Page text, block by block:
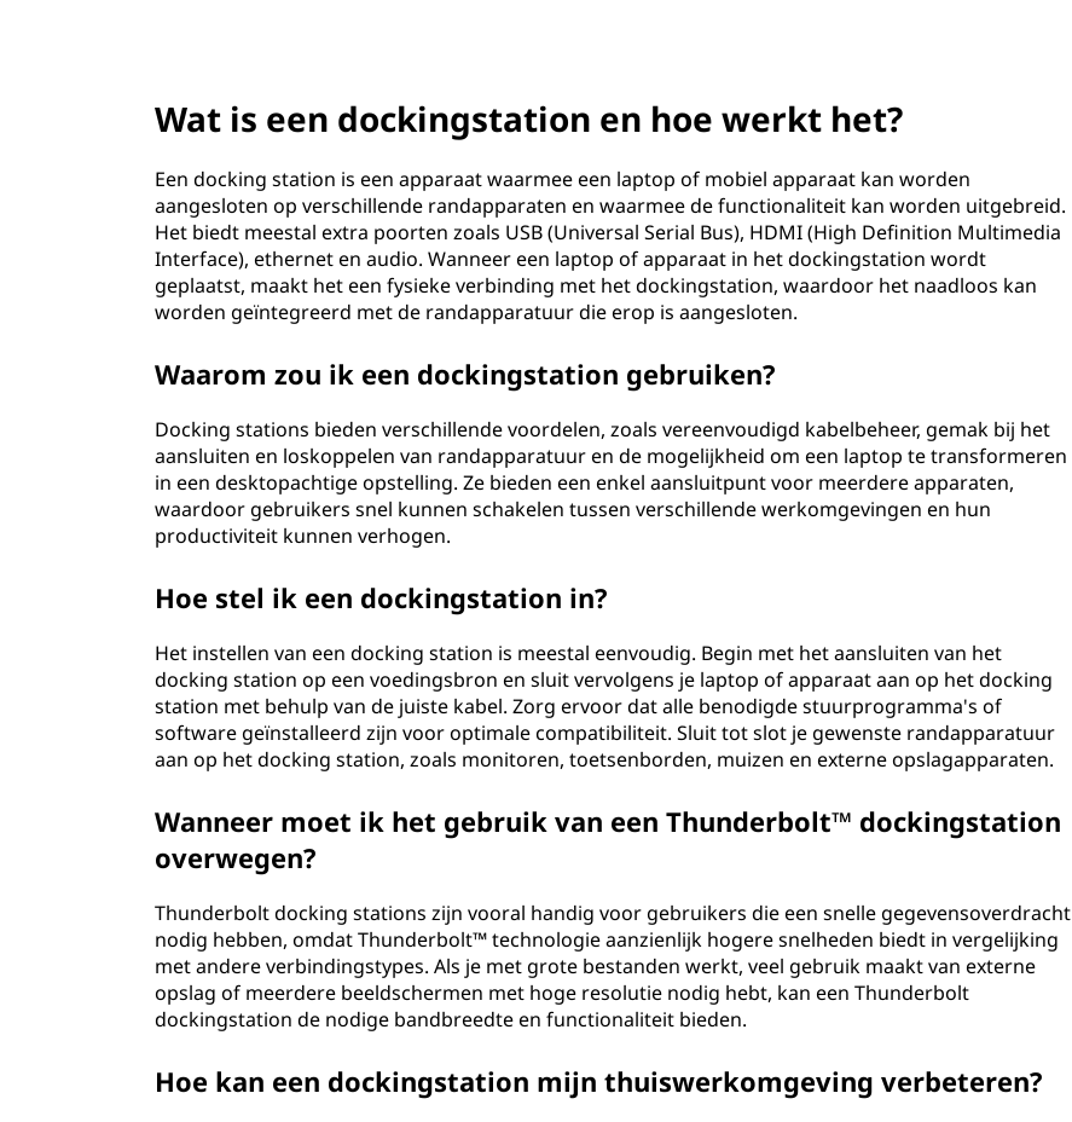
Wat is een dockingstation en hoe werkt het?
Een docking station is een apparaat waarmee een laptop of mobiel apparaat kan worden
aangesloten op verschillende randapparaten en waarmee de functionaliteit kan worden uitgebreid.
Het biedt meestal extra poorten zoals USB (Universal Serial Bus), HDMI (High Definition Multimedia
Interface), ethernet en audio. Wanneer een laptop of apparaat in het dockingstation wordt
geplaatst, maakt het een fysieke verbinding met het dockingstation, waardoor het naadloos kan
worden geïntegreerd met de randapparatuur die erop is aangesloten.
Waarom zou ik een dockingstation gebruiken?
Docking stations bieden verschillende voordelen, zoals vereenvoudigd kabelbeheer, gemak bij het
aansluiten en loskoppelen van randapparatuur en de mogelijkheid om een laptop te transformeren
in een desktopachtige opstelling. Ze bieden een enkel aansluitpunt voor meerdere apparaten,
waardoor gebruikers snel kunnen schakelen tussen verschillende werkomgevingen en hun
productiviteit kunnen verhogen.
Hoe stel ik een dockingstation in?
Het instellen van een docking station is meestal eenvoudig. Begin met het aansluiten van het
docking station op een voedingsbron en sluit vervolgens je laptop of apparaat aan op het docking
station met behulp van de juiste kabel. Zorg ervoor dat alle benodigde stuurprogramma's of
software geïnstalleerd zijn voor optimale compatibiliteit. Sluit tot slot je gewenste randapparatuur
aan op het docking station, zoals monitoren, toetsenborden, muizen en externe opslagapparaten.
Wanneer moet ik het gebruik van een Thunderbolt™ dockingstation
overwegen?
Thunderbolt docking stations zijn vooral handig voor gebruikers die een snelle gegevensoverdracht
nodig hebben, omdat Thunderbolt™ technologie aanzienlijk hogere snelheden biedt in vergelijking
met andere verbindingstypes. Als je met grote bestanden werkt, veel gebruik maakt van externe
opslag of meerdere beeldschermen met hoge resolutie nodig hebt, kan een Thunderbolt
dockingstation de nodige bandbreedte en functionaliteit bieden.
Hoe kan een dockingstation mijn thuiswerkomgeving verbeteren?